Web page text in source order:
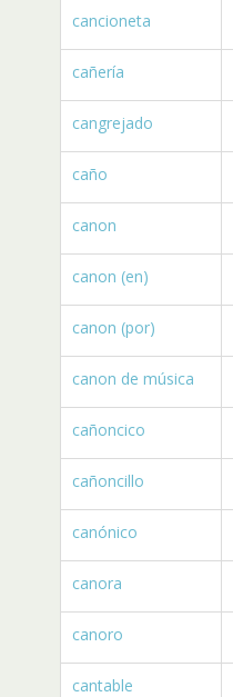
cancioneta
cañería
cangrejado
caño
canon
canon (en)
canon (por)
canon de música
cañoncico
cañoncillo
canónico
canora
canoro
cantable